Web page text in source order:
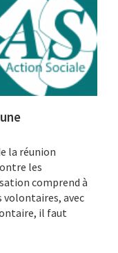
la réunion
les
comprend à
volontaires, avec
il faut